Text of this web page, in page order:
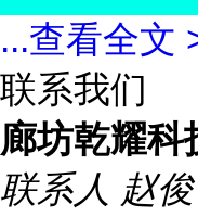
...查看全文
联系我们
廊坊乾耀科
联系人 赵俊